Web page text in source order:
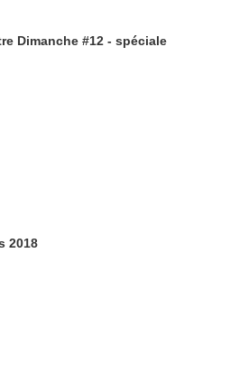
Dimanche #12 - spéciale
2018